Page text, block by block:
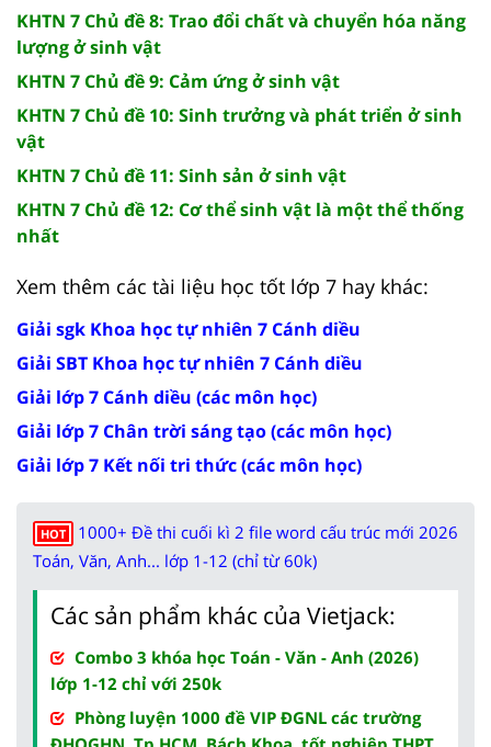
KHTN 7 Chủ đề 8: Trao đổi chất và chuyển hóa năng
lượng ở sinh vật
KHTN 7 Chủ đề 9: Cảm ứng ở sinh vật
KHTN 7 Chủ đề 10: Sinh trưởng và phát triển ở sinh
vật
KHTN 7 Chủ đề 11: Sinh sản ở sinh vật
KHTN 7 Chủ đề 12: Cơ thể sinh vật là một thể thống
nhất
Xem thêm các tài liệu học tốt lớp 7 hay khác:
Giải sgk Khoa học tự nhiên 7 Cánh diều
Giải SBT Khoa học tự nhiên 7 Cánh diều
Giải lớp 7 Cánh diều (các môn học)
Giải lớp 7 Chân trời sáng tạo (các môn học)
Giải lớp 7 Kết nối tri thức (các môn học)
HOT
1000+ Đề thi cuối kì 2 file word cấu trúc mới 2026
Toán, Văn, Anh... lớp 1-12 (chỉ từ 60k)
Các sản phẩm khác của Vietjack:
Combo 3 khóa học Toán - Văn - Anh (2026)
lớp 1-12 chỉ với 250k
Phòng luyện 1000 đề VIP ĐGNL các trường